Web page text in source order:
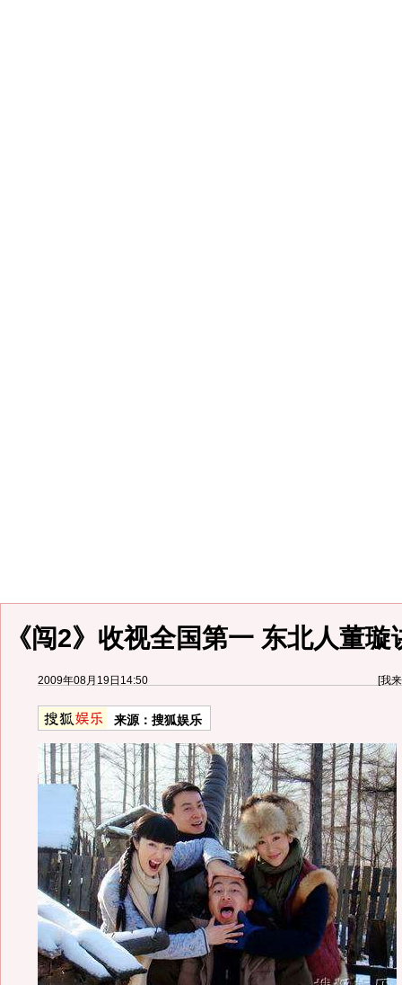
《闯2》收视全国第一 东北人董
2009年08月19日14:50 [我
来源： 搜狐娱乐